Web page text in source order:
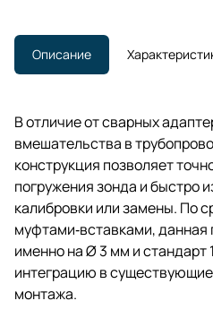
Описание
В отличие от сварных
вмешательства в
конструкция позволяет
погружения зонда и быстро
калибровки или замены. По
муфтами‑вставками, данная
именно на Ø 3 мм и стандарт
интеграцию в
монтажа.